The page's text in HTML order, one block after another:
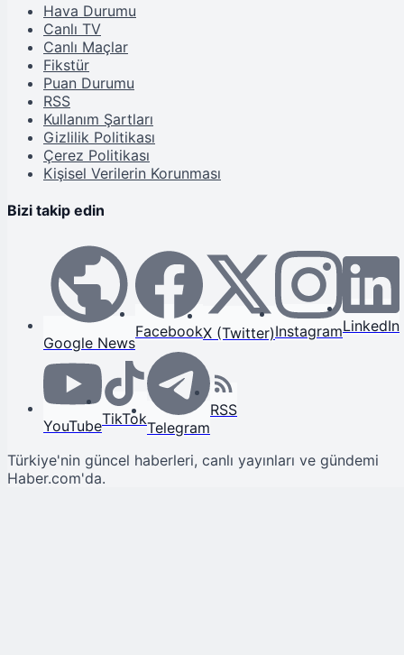
Hava Durumu
Canlı TV
Canlı Maçlar
Fikstür
Puan Durumu
RSS
Kullanım Şartları
Gizlilik Politikası
Çerez Politikası
Kişisel Verilerin Korunması
Bizi takip edin
Google News
FacebookX (Twitter)InstagramLinkedIn
YouTubeTikTokTelegram
RSS
Türkiye'nin güncel haberleri, canlı yayınları ve gündemi
Haber.com'da.